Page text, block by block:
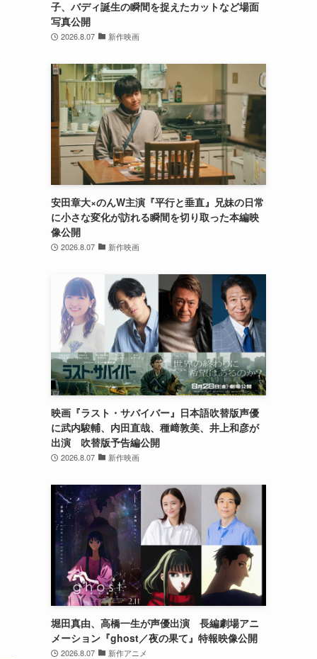
子、バディ誕生の瞬間を捉えたカットなど場面
写真公開
2026.8.07 新作映画
安田章大×のんW主演『平行と垂直』兄妹の日常
に小さな変化が訪れる瞬間を切り取った本編映
像公開
2026.8.07 新作映画
映画『ラスト・サバイバー』日本語吹替版声優
に武内駿輔、内田直哉、種﨑敦美、井上和彦が
出演 吹替版予告編公開
2026.8.07 新作映画
堀田真由、高橋一生が声優出演 長編劇場アニ
メーション『ghost／夜の果て』特報映像公開
2026.8.07 新作アニメ